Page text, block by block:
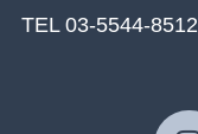
TEL 03-5544-8512